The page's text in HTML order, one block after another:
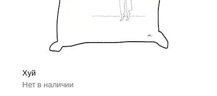
Хуй
Нет в наличии